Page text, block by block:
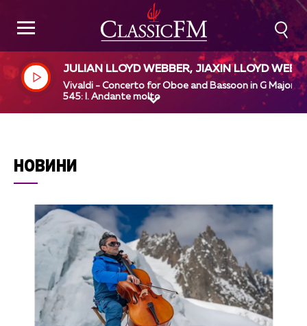
JULIAN LLOYD WEBBER, JIAXIN LLOYD
R, EUROPEAN UNION CHAMBER ORCHESTRA,
HANS-PETER HOFMANN
Vivaldi - Concerto for Oboe and Bassoon in G Major,
545: I. Andante molto
НОВИНИ